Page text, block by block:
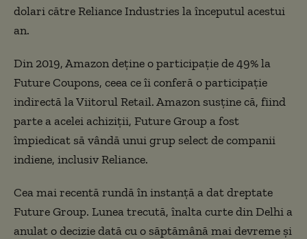
dolari către Reliance Industries la începutul acestui
an.
Din 2019, Amazon deține o participație de 49% la
Future Coupons, ceea ce îi conferă o participație
indirectă la Viitorul Retail. Amazon susține că, fiind
parte a acelei achiziții, Future Group a fost
împiedicat să vândă unui grup select de companii
indiene, inclusiv Reliance.
Cea mai recentă rundă în instanță a dat dreptate
Future Group. Lunea trecută, înalta curte din Delhi a
anulat o decizie dată cu o săptămână mai devreme și